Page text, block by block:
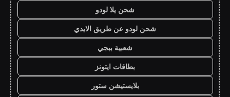
شحن يلا لودو
شحن لودو عن طريق الايدي
شعبية ببجي
بطاقات ايتونز
بلايستيشن ستور